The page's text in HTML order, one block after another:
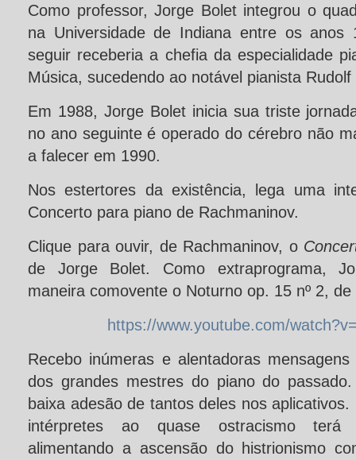
Como professor, Jorge Bolet integrou o
na Universidade de Indiana entre os anos
seguir receberia a chefia da especialidade
Música, sucedendo ao notável pianista Rudolf
Em 1988, Jorge Bolet inicia sua triste
no ano seguinte é operado do cérebro não
a falecer em 1990.
Nos estertores da existência, lega uma
Concerto para piano de Rachmaninov.
Clique para ouvir, de Rachmaninov, o
de Jorge Bolet. Como extraprograma,
maneira comovente o Noturno op. 15 nº 2, de
https://www.youtube.com/
Recebo inúmeras e alentadoras
dos grandes mestres do piano do
baixa adesão de tantos deles nos
intérpretes ao quase ostracismo terá
alimentando a ascensão do histrionismo